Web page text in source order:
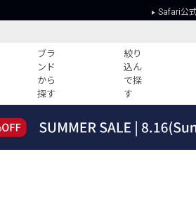
Safari公
ブラ
ンド
から
探す
絞り
込ん
で探
す
すべての記事